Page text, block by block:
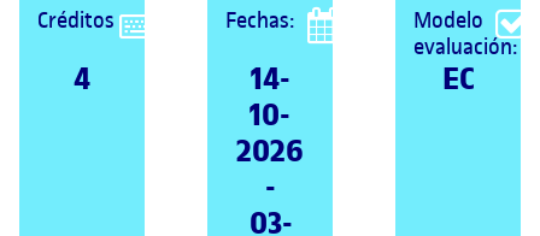
Créditos
4
Fechas:
14-
10-
2026
-
03-
Modelo
evaluación:
EC